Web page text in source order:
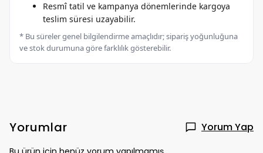
Resmî tatil ve kampanya dönemlerinde kargoya
teslim süresi uzayabilir.
* Bu süreler genel bilgilendirme amaçlıdır; sipariş yoğunluğuna
ve stok durumuna göre farklılık gösterebilir.
Yorumlar Yorum Yap